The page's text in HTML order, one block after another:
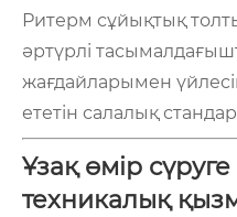
Ритерм сұйықтық
әртүрлі
жағдайларымен
ететін салалық
Ұзақ өмір
техникалық